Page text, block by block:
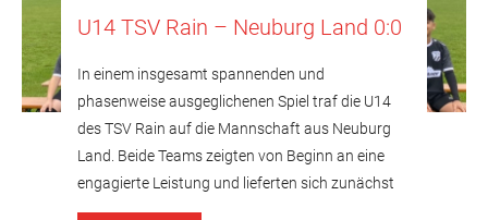
U14 TSV Rain – Neuburg Land 0:0
In einem insgesamt spannenden und
phasenweise ausgeglichenen Spiel traf die U14
des TSV Rain auf die Mannschaft aus Neuburg
Land. Beide Teams zeigten von Beginn an eine
engagierte Leistung und lieferten sich zunächst
ein Duell auf Augenhöhe. Die Partie startete